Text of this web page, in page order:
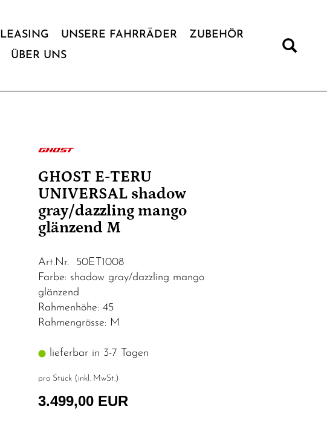
LEASING UNSERE FAHRRÄDER
ZUBEHÖR
ÜBER UNS
GHOST E-TERU
UNIVERSAL shadow
gray/dazzling mango
glänzend M
Art.Nr. 50ET1008
Farbe: shadow gray/dazzling mango
glänzend
Rahmenhöhe: 45
Rahmengrösse: M
lieferbar in 3-7 Tagen
pro Stück (inkl. MwSt.)
3.499,00 EUR